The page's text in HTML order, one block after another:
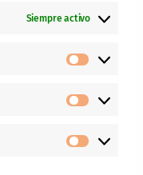
Siempre activo